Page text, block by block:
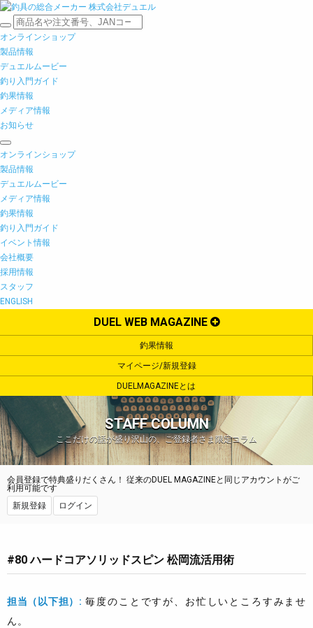
オンラインショップ
製品情報
デュエルムービー
釣り入門ガイド
釣果情報
メディア情報
お知らせ
オンラインショップ
製品情報
デュエルムービー
メディア情報
釣果情報
釣り入門ガイド
イベント情報
会社概要
採用情報
スタッフ
ENGLISH
DUEL WEB MAGAZINE
釣果情報
マイページ/新規登録
DUELMAGAZINEとは
STAFF COLUMN
ここだけの話が盛り沢山の、ご登録者さま限定コラム
会員登録で特典盛りだくさん！ 従来のDUEL MAGAZINEと同じアカウントがご
利用可能です
新規登録
ログイン
#80 ハードコアソリッドスピン 松岡流活用術
担当（以下担）: 毎度のことですが、お忙しいところすみませ
ん。